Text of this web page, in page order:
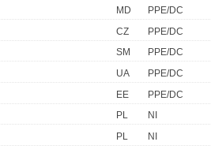
MD
PPE/DC
CZ
PPE/DC
SM
PPE/DC
UA
PPE/DC
EE
PPE/DC
PL
NI
PL
NI